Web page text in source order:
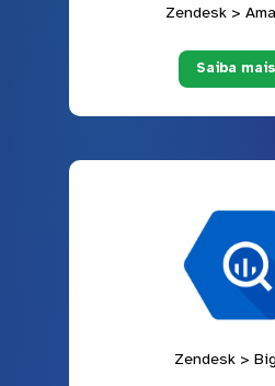
Zendesk >
Saiba
Zendesk >